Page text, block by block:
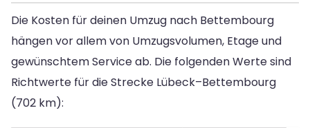
Die Kosten für deinen Umzug nach Bettembourg
hängen vor allem von Umzugsvolumen, Etage und
gewünschtem Service ab. Die folgenden Werte sind
Richtwerte für die Strecke Lübeck–Bettembourg
(702 km):